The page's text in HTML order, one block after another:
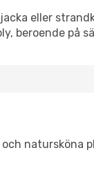
eller
beroende på
natursköna